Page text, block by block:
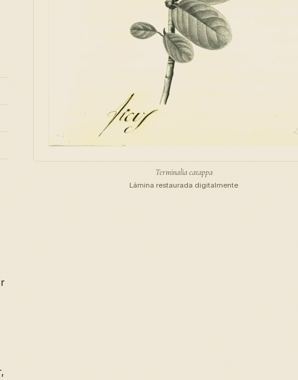
Terminalia catappa
Lámina restaurada digitalmente